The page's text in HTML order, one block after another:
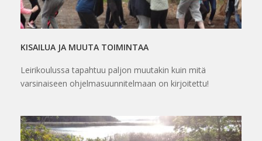
KISAILUA JA MUUTA TOIMINTAA
Leirikoulussa tapahtuu paljon muutakin kuin mitä
varsinaiseen ohjelmasuunnitelmaan on kirjoitettu!